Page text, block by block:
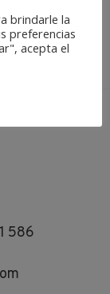
586
brindarle la
preferencias
acepta el